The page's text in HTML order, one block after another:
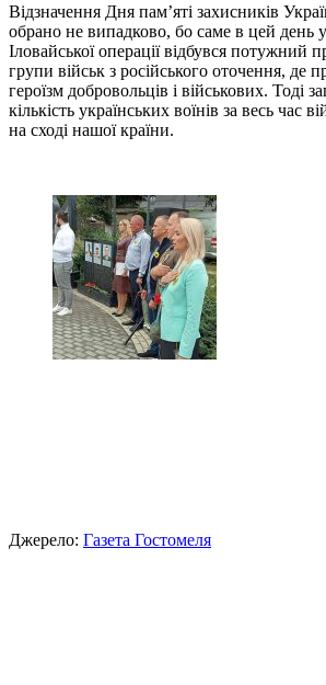
Відзначення Дня пам’яті захисників
обрано не випадково, бо саме в цей день
Іловайської операції відбувся потужний
групи військ з російського оточення, де
героїзм добровольців і військових. Тоді
кількість українських воїнів за весь час
на сході нашої країни.
Джерело: Газета Гостомеля